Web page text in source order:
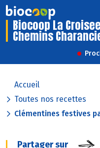
Biocoop La
Chemins
Accueil
Toutes nos recettes
Clémentines festives
Partager sur